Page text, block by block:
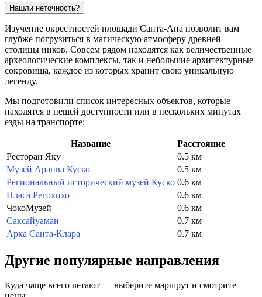
Нашли неточность?
Изучение окрестностей площади Санта-Ана позволит вам
глубже погрузиться в магическую атмосферу древней
столицы инков. Совсем рядом находятся как величественные
археологические комплексы, так и небольшие архитектурные
сокровища, каждое из которых хранит свою уникальную
легенду.
Мы подготовили список интересных объектов, которые
находятся в пешей доступности или в нескольких минутах
езды на транспорте:
Название
Расстояние
Ресторан Яку
0.5 км
Музей Аранва Куско
0.5 км
Региональный исторический музей Куско 0.6 км
Пласа Регохихо
0.6 км
ЧокоМузей
0.6 км
Саксайуаман
0.7 км
Арка Санта-Клара
0.7 км
Другие популярные направления
Куда чаще всего летают — выберите маршрут и смотрите